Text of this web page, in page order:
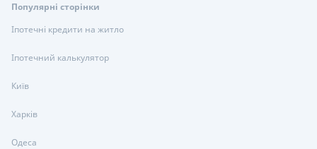
Популярні сторінки
Іпотечні кредити на житло
Іпотечний калькулятор
Київ
Харків
Одеса